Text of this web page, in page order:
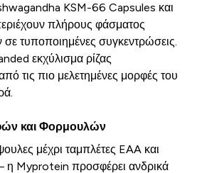
KSM-66 Capsules και
πλήρους φάσματος
τυποποιημένες συγκεντρώσεις.
εκχύλισμα ρίζας
τις πιο μελετημένες μορφές του
και Φορμουλών
μέχρι ταμπλέτες EAA και
Myprotein προσφέρει ανδρικά